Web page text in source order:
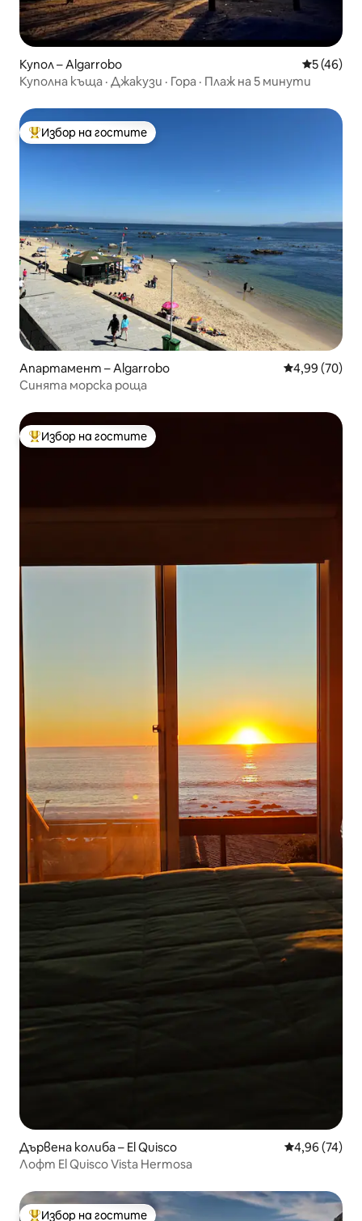
Купол – Algarrobo Средна
5 (46)
Куполна къща · Джакузи · Гора · Плаж на 5 минути
Най-популярен избор на гостите
Избор на гостите
Апартамент – Algarrobo Средна
4,99 (70)
Синята морска роща
Най-популярен избор на гостите
Избор на гостите
Дървена колиба – El Quisco Средна
4,96 (74)
Лофт El Quisco Vista Hermosa
Избор на гостите